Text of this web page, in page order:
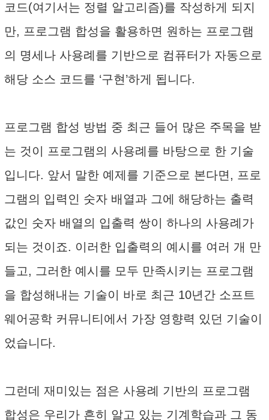
코드(여기서는 정렬 알고리즘)를 작성하게 되지
만, 프로그램 합성을 활용하면 원하는 프로그램
의 명세나 사용례를 기반으로 컴퓨터가 자동으로
해당 소스 코드를 ‘구현’하게 됩니다.
프로그램 합성 방법 중 최근 들어 많은 주목을 받
는 것이 프로그램의 사용례를 바탕으로 한 기술
입니다. 앞서 말한 예제를 기준으로 본다면, 프로
그램의 입력인 숫자 배열과 그에 해당하는 출력
값인 숫자 배열의 입출력 쌍이 하나의 사용례가
되는 것이죠. 이러한 입출력의 예시를 여러 개 만
들고, 그러한 예시를 모두 만족시키는 프로그램
을 합성해내는 기술이 바로 최근 10년간 소프트
웨어공학 커뮤니티에서 가장 영향력 있던 기술이
었습니다.
그런데 재미있는 점은 사용례 기반의 프로그램
합성은 우리가 흔히 알고 있는 기계학습과 그 동